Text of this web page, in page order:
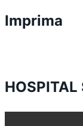
Imprima
HOSPITAL